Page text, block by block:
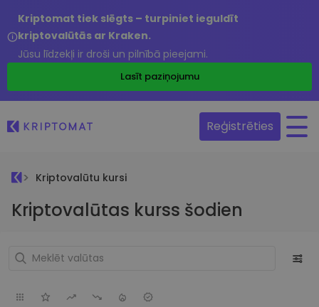
Kriptomat tiek slēgts – turpiniet ieguldīt
kriptovalūtās ar Kraken.
Jūsu līdzekļi ir droši un pilnībā pieejami.
Lasīt paziņojumu
Reģistrēties
Kriptovalūtu kursi
Kriptovalūtas kurss šodien